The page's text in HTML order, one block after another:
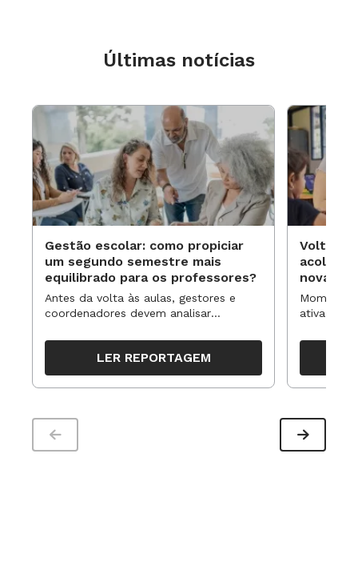
Últimas notícias
Gestão escolar: como propiciar
um segundo semestre mais
equilibrado para os professores?
Antes da volta às aulas, gestores e
coordenadores devem analisar
organizar ações para orientar o
trabalho pedagógico ao longo do
período
LER REPORTAGEM
Volta às
novas
ativa
propostas